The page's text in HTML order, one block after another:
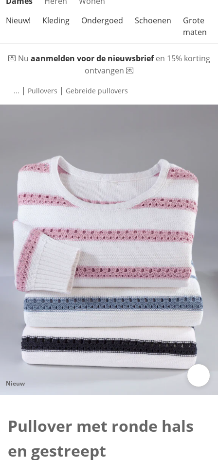
Nieuw!
Kleding Ondergoed Schoenen
Grote
maten
💌 Nu aanmelden voor de nieuwsbriefen 15% korting
ontvangen 💌
... | Pullovers | Gebreide pullovers
Nieuw
Pullover met ronde hals
en gestreept